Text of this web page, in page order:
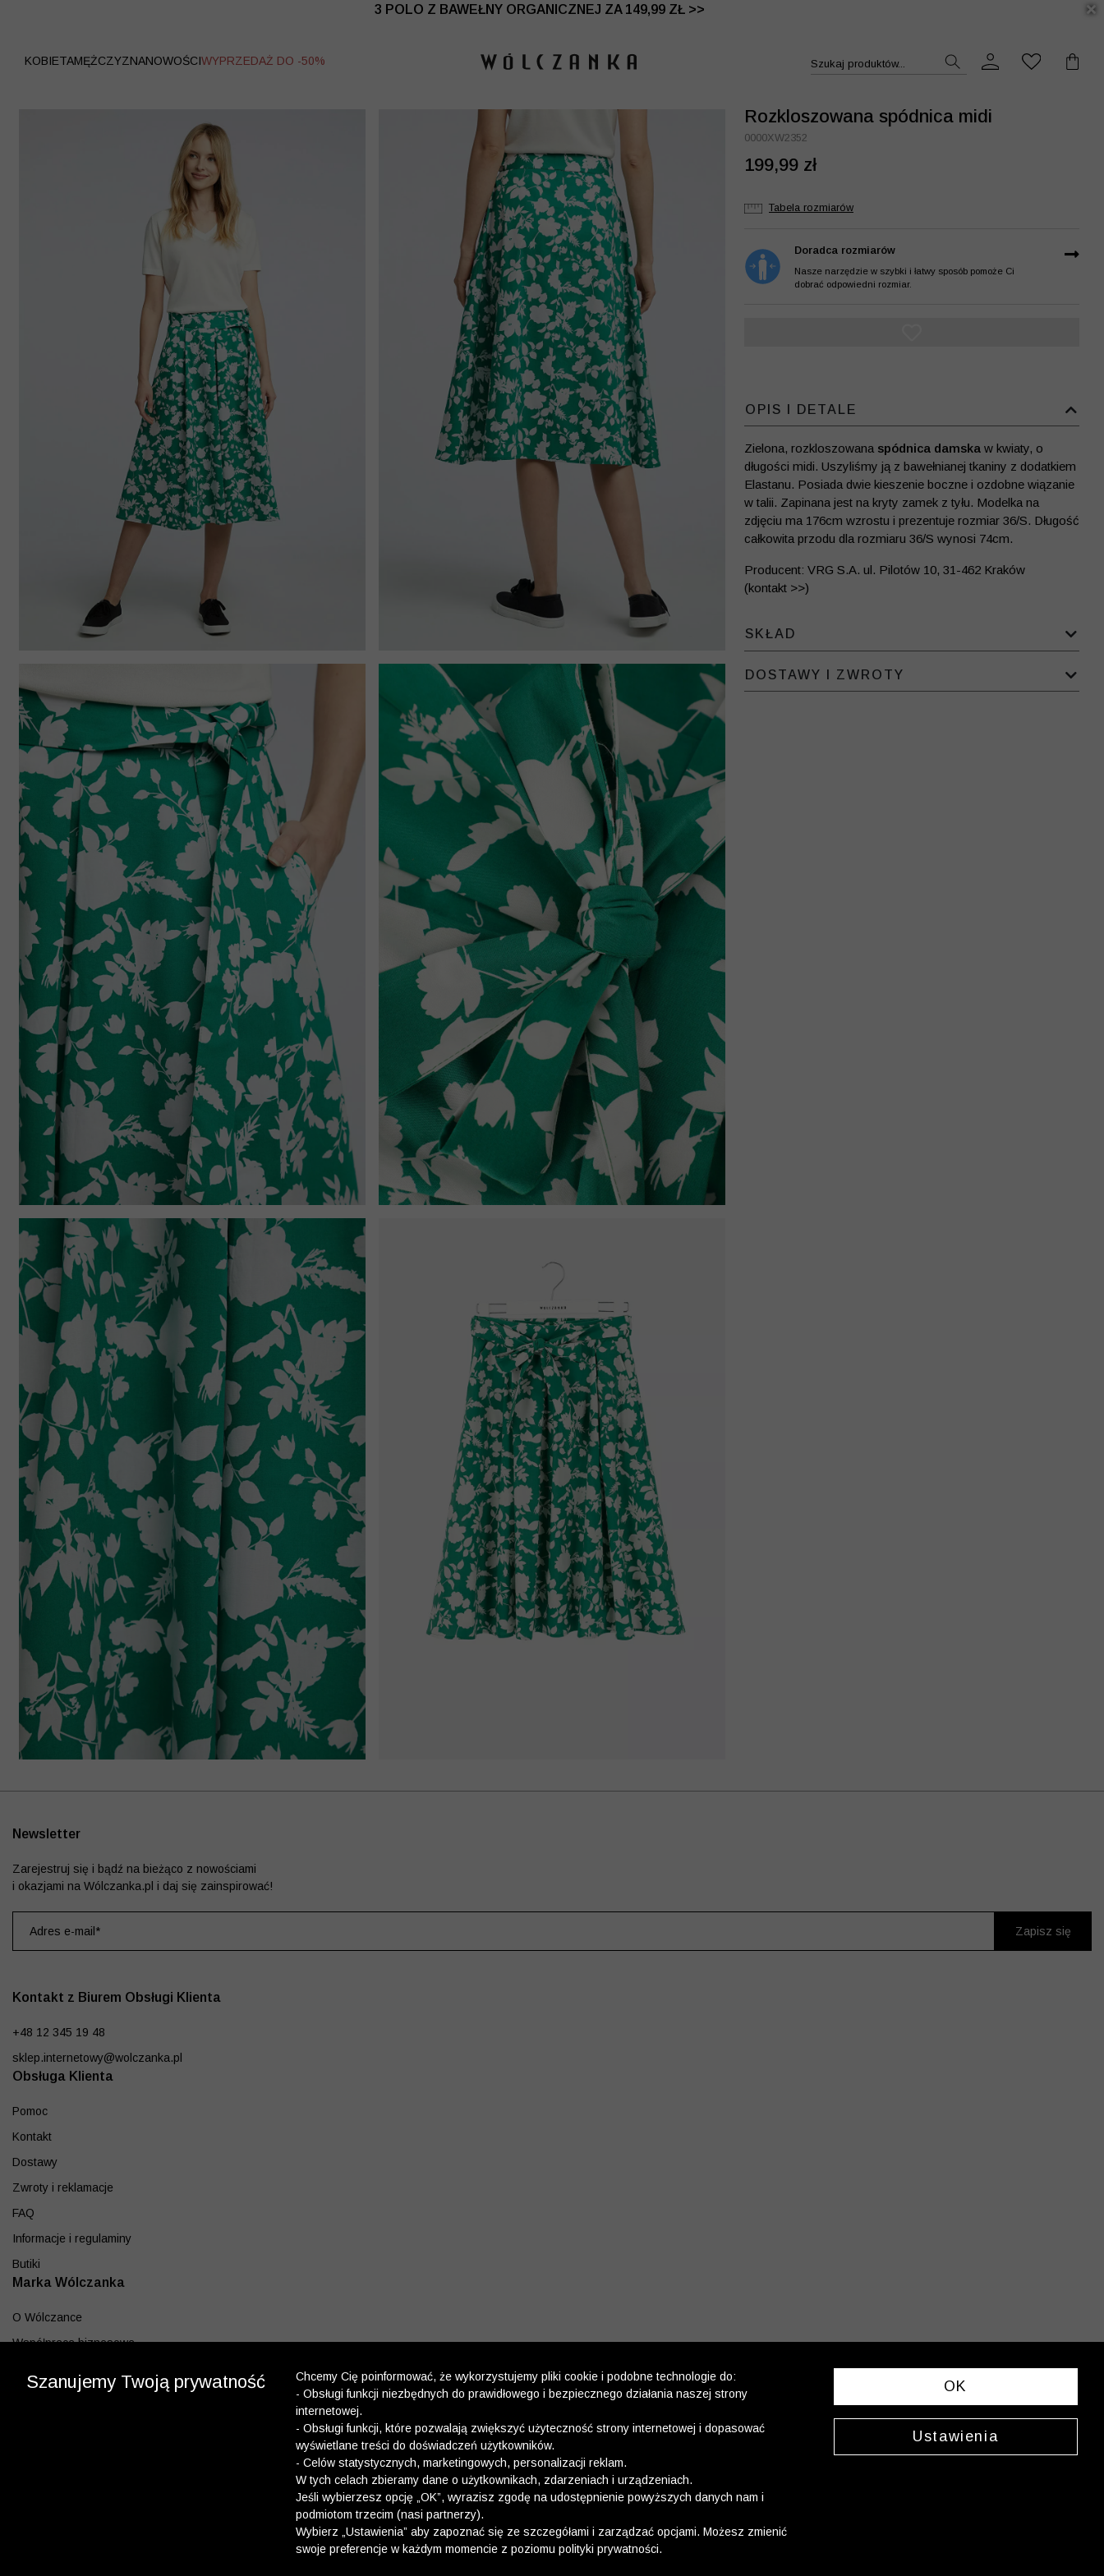
3 POLO Z BAWEŁNY ORGANICZNEJ ZA 149,99 ZŁ >>
WYPRZEDAŻ DO -50% | DODATKOWE -30% NA DRUGI I TRZECI PRODUKT >>
KOBIETAMĘŻCZYZNANOWOŚCIWYPRZEDAŻ DO -50% Szukaj produktów...
Rozkloszowana spódnica midi
0000XW2352
199,99 zł
Tabela rozmiarów
Doradca rozmiarów
Nasze narzędzie w szybki i łatwy sposób pomoże Ci
dobrać odpowiedni rozmiar.
OPIS I DETALE
Zielona, rozkloszowana spódnica damska w kwiaty, o
długości midi. Uszyliśmy ją z bawełnianej tkaniny z dodatkiem
Elastanu. Posiada dwie kieszenie boczne i ozdobne wiązanie
w talii. Zapinana jest na kryty zamek z tyłu. Modelka na
zdjęciu ma 176cm wzrostu i prezentuje rozmiar 36/S. Długość
całkowita przodu dla rozmiaru 36/S wynosi 74cm.
Producent: VRG S.A. ul. Pilotów 10, 31-462 Kraków
(kontakt >>)
SKŁAD
DOSTAWY I ZWROTY
Kontakt z Biurem Obsługi Klienta
+48 12 345 19 48
sklep.internetowy@wolczanka.pl
Obsługa Klienta
Pomoc
Kontakt
Dostawy
Zwroty i reklamacje
FAQ
Informacje i regulaminy
Butiki
Marka Wólczanka
O Wólczance
Współpraca biznesowa
Program lojalnościowy
Newsletter
Zarejestruj się i bądź na bieżąco z nowościami
i okazjami na Wólczanka.pl i daj się zainspirować!
Szanujemy Twoją prywatność
Chcemy Cię poinformować, że wykorzystujemy pliki cookie i podobne technologie do:
- Obsługi funkcji niezbędnych do prawidłowego i bezpiecznego działania naszej strony
internetowej.
- Obsługi funkcji, które pozwalają zwiększyć użyteczność strony internetowej i dopasować
wyświetlane treści do doświadczeń użytkowników.
- Celów statystycznych, marketingowych, personalizacji reklam.
W tych celach zbieramy dane o użytkownikach, zdarzeniach i urządzeniach.
Jeśli wybierzesz opcję „OK”, wyrazisz zgodę na udostępnienie powyższych danych nam i
podmiotom trzecim (nasi partnerzy).
Wybierz „Ustawienia” aby zapoznać się ze szczegółami i zarządzać opcjami. Możesz zmienić
swoje preferencje w każdym momencie z poziomu polityki prywatności.
OK
Ustawienia